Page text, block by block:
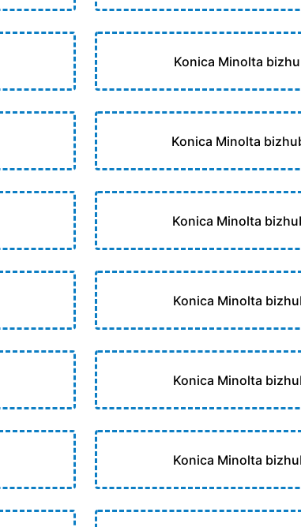
Konica Minolta
Konica Minolta
Konica Minolta
Konica Minolta
Konica Minolta
Konica Minolta